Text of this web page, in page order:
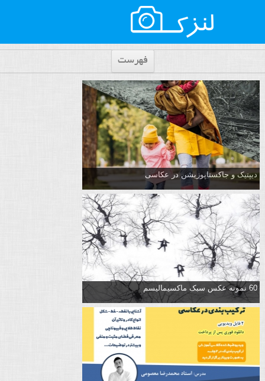
فهرست
دیپتیک و جاکستا‌پوزیشن در عکاسی
60 نمونه عکس سبک ماکسیمالیسم